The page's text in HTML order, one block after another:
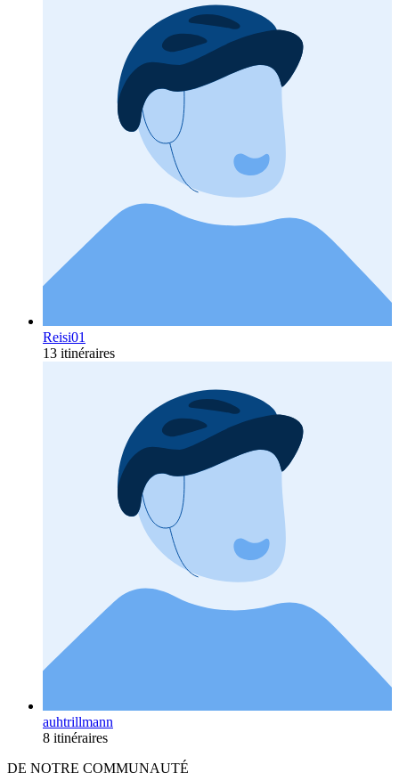
Reisi01
13 itinéraires
auhtrillmann
8 itinéraires
DE NOTRE COMMUNAUTÉ